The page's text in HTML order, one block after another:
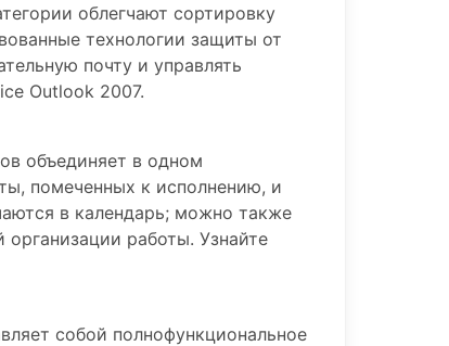
облегчают сортировку
технологии защиты от
почту и управлять
Outlook 2007.
объединяет в одном
помеченных к исполнению, и
в календарь; можно также
организации работы. Узнайте
собой полнофункциональное